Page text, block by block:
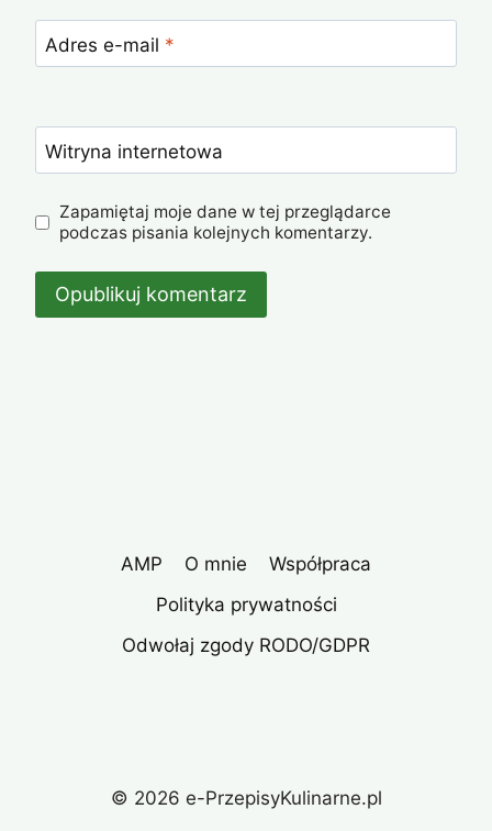
Adres e-mail *
Witryna internetowa
Zapamiętaj moje dane w tej przeglądarce
podczas pisania kolejnych komentarzy.
AMP O mnie
Współpraca
Polityka prywatności
Odwołaj zgody RODO/GDPR
© 2026 e-PrzepisyKulinarne.pl